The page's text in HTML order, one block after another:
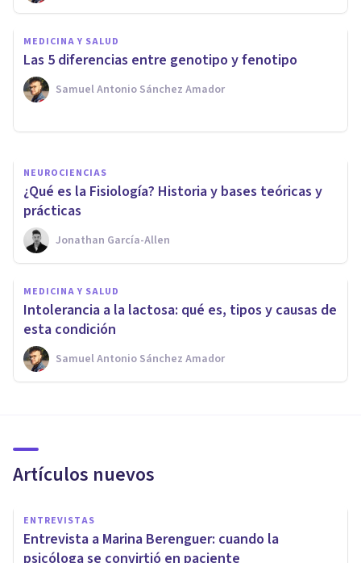
MEDICINA Y SALUD
Las 5 diferencias entre genotipo y fenotipo
Samuel Antonio Sánchez Amador
¿Es malo dormir con plantas en
la habitación?
NEUROCIENCIAS
¿Qué es la Fisiología? Historia y bases teóricas y
prácticas
Jonathan García-Allen
MEDICINA Y SALUD
Intolerancia a la lactosa: qué es, tipos y causas de
esta condición
Samuel Antonio Sánchez Amador
Artículos nuevos
ENTREVISTAS
Entrevista a Marina Berenguer: cuando la
psicóloga se convirtió en paciente